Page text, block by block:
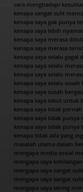
cara menghadapi
kenapa sangat sulit
kenapa saya gak punya
kenapa saya lebih
kenapa saya merasa
kenapa saya merasa
kenapa saya selalu
kenapa saya selalu
kenapa saya selalu
kenapa saya selalu
kenapa saya susah
kenapa saya takut untuk
kenapa saya tidak
kenapa saya tidak punya
kenapa saya tidak punya
kenapa tidak ada yang
masalah utama dalam
mengapa media sosial
mengapa saya
mengapa saya sangat
mengapa saya sangat
mengapa saya sering